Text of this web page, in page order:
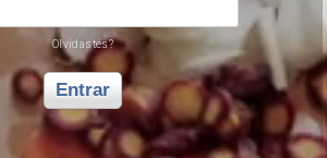
Olvidastes?
Entrar